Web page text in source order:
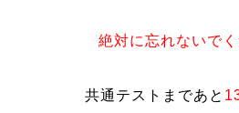
絶対に忘れないでく
共通テストまであと